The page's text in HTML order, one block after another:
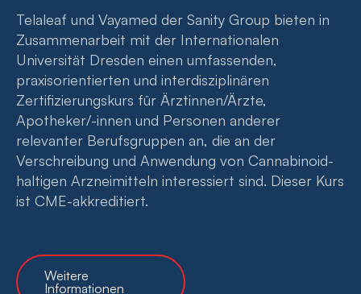
Telaleaf und Vayamed der Sanity Group bieten in
Zusammenarbeit mit der Internationalen
Universität Dresden einen umfassenden,
praxisorientierten und interdisziplinären
Zertifizierungskurs für Ärztinnen/Ärzte,
Apotheker/-innen und Personen anderer
relevanter Berufsgruppen an, die an der
Verschreibung und Anwendung von Cannabinoid-
haltigen Arzneimitteln interessiert sind. Dieser Kurs
ist CME-akkreditiert.
Weitere
Informationen